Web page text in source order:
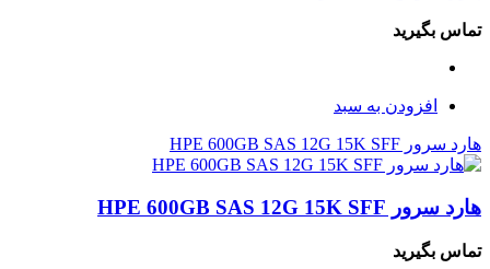
تماس بگیرید
افزودن به سبد
هارد سرور HPE 600GB SAS 12G 15K SFF
هارد سرور HPE 600GB SAS 12G 15K SFF
تماس بگیرید